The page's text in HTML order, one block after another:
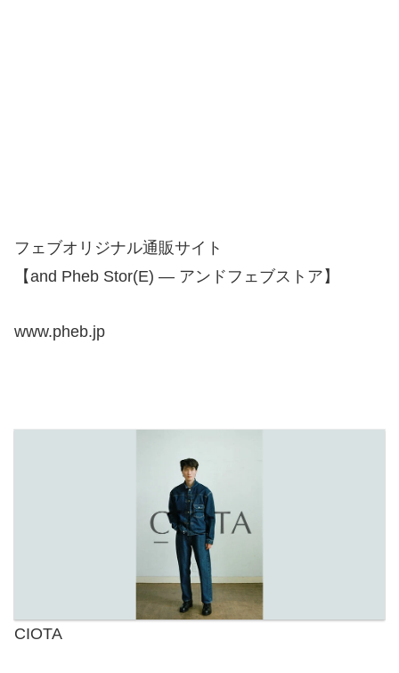
フェブオリジナル通販サイト
【and Pheb Stor(E) — アンドフェブストア】
www.pheb.jp
CIOTA